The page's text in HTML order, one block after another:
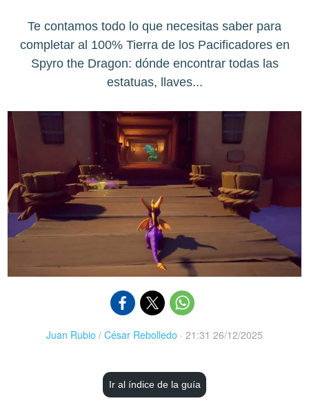
Te contamos todo lo que necesitas saber para
completar al 100% Tierra de los Pacificadores en
Spyro the Dragon: dónde encontrar todas las
estatuas, llaves...
Juan Rubio / César Rebolledo · 21:31 26/12/2025
Ir al índice de la guía